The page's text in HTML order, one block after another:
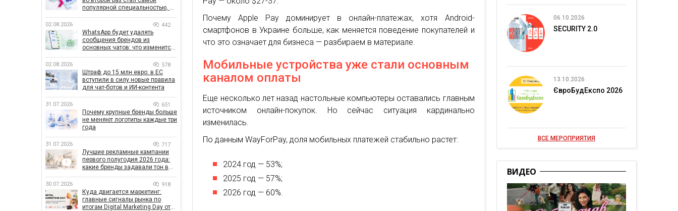
Почему Apple Pay доминирует в онлайн-платежах, хотя Android-
смартфонов в Украине больше, как меняется поведение покупателей и
что это означает для бизнеса — разбираем в материале.
Мобильные устройства уже стали основным
каналом оплаты
Еще несколько лет назад настольные компьютеры оставались главным
источником онлайн-покупок. Но сейчас ситуация кардинально
изменилась.
По данным WayForPay, доля мобильных платежей стабильно растет:
2024 год — 53%;
2025 год — 57%;
2026 год — 60%.
популярной специальностью, а
рекордным за последние 5 лет
02.08.2026 442
WhatsApp будет удалять
сообщения брендов из
основных чатов: что изменится
02.08.2026 578
Штраф до 15 млн евро: в ЕС
вступили в силу новые правила
для чат-ботов и ИИ-контента
31.07.2026 651
Почему крупные бренды больше
не меняют логотипы каждые три
года
31.07.2026 717
Лучшие рекламные кампании
первого полугодия 2026 года:
какие бренды задавали тон в
30.07.2026 918
Куда двигается маркетинг:
главные сигналы рынка по
итогам Digital Marketing Day от
06.10.2026
SECURITY 2.0
13.10.2026
ЄвроБудЕкспо 2026
ВСЕ МЕРОПРИЯТИЯ
ВИДЕО